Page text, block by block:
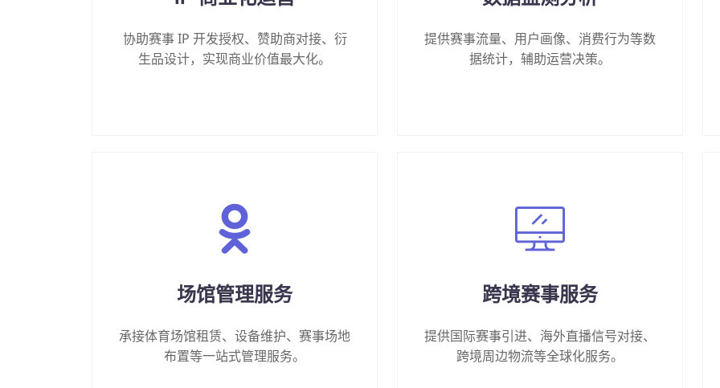
协助赛事 IP 开发授权、赞助商对接、衍
生品设计，实现商业价值最大化。
提供赛事流量、用户画像、消费行为等数
据统计，辅助运营决策。
场馆管理服务
承接体育场馆租赁、设备维护、赛事场地
布置等一站式管理服务。
跨境赛事服务
提供国际赛事引进、海外直播信号对接、
跨境周边物流等全球化服务。